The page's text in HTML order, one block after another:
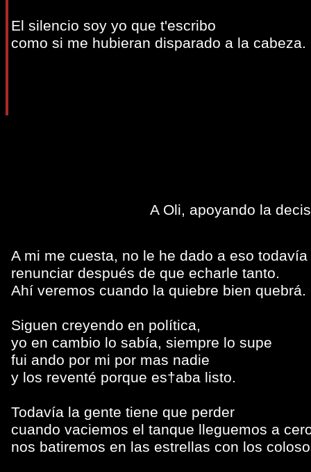
El silencio soy yo que t'escribo
como si me hubieran disparado a la cabeza.
A Oli, apoyando la
A mi me cuesta, no le he dado a eso todavía
renunciar después de que echarle tanto.
Ahí veremos cuando la quiebre bien quebrá.
Siguen creyendo en política,
yo en cambio lo sabía, siempre lo supe
fui ando por mi por mas nadie
y los reventé porque es†aba listo.
Todavía la gente tiene que perder
cuando vaciemos el tanque lleguemos a
nos batiremos en las estrellas con los